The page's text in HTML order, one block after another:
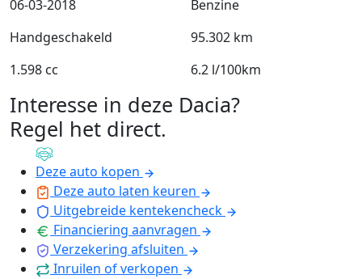
06-03-2018
Benzine
Handgeschakeld
95.302 km
1.598 cc
6.2 l/100km
Interesse in deze Dacia?
Regel het direct.
Deze auto kopen
Deze auto laten keuren
Uitgebreide kentekencheck
Financiering aanvragen
Verzekering afsluiten
Inruilen of verkopen